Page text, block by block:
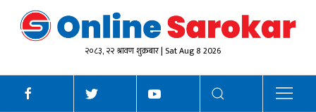
२०८३, २२ श्रावण शुक्रबार | Sat Aug 8 2026